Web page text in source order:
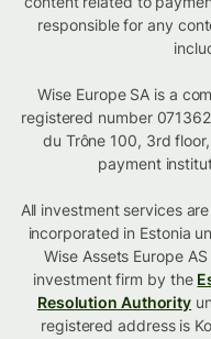
responsible for any
Wise Europe SA is a
registered number
du Trône 100, 3rd
payment
All investment services
incorporated in Estonia
Wise Assets Europe
investment firm by the
Resolution Authority
registered address is